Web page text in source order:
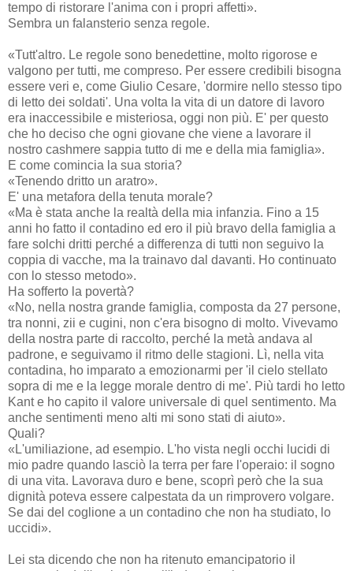
tempo di ristorare l'anima con i propri affetti».
Sembra un falansterio senza regole.
«Tutt'altro. Le regole sono benedettine, molto rigorose e
valgono per tutti, me compreso. Per essere credibili bisogna
essere veri e, come Giulio Cesare, 'dormire nello stesso tipo
di letto dei soldati'. Una volta la vita di un datore di lavoro
era inaccessibile e misteriosa, oggi non più. E' per questo
che ho deciso che ogni giovane che viene a lavorare il
nostro cashmere sappia tutto di me e della mia famiglia».
E come comincia la sua storia?
«Tenendo dritto un aratro».
E' una metafora della tenuta morale?
«Ma è stata anche la realtà della mia infanzia. Fino a 15
anni ho fatto il contadino ed ero il più bravo della famiglia a
fare solchi dritti perché a differenza di tutti non seguivo la
coppia di vacche, ma la trainavo dal davanti. Ho continuato
con lo stesso metodo».
Ha sofferto la povertà?
«No, nella nostra grande famiglia, composta da 27 persone,
tra nonni, zii e cugini, non c'era bisogno di molto. Vivevamo
della nostra parte di raccolto, perché la metà andava al
padrone, e seguivamo il ritmo delle stagioni. Lì, nella vita
contadina, ho imparato a emozionarmi per 'il cielo stellato
sopra di me e la legge morale dentro di me'. Più tardi ho letto
Kant e ho capito il valore universale di quel sentimento. Ma
anche sentimenti meno alti mi sono stati di aiuto».
Quali?
«L'umiliazione, ad esempio. L'ho vista negli occhi lucidi di
mio padre quando lasciò la terra per fare l'operaio: il sogno
di una vita. Lavorava duro e bene, scoprì però che la sua
dignità poteva essere calpestata da un rimprovero volgare.
Se dai del coglione a un contadino che non ha studiato, lo
uccidi».
Lei sta dicendo che non ha ritenuto emancipatorio il